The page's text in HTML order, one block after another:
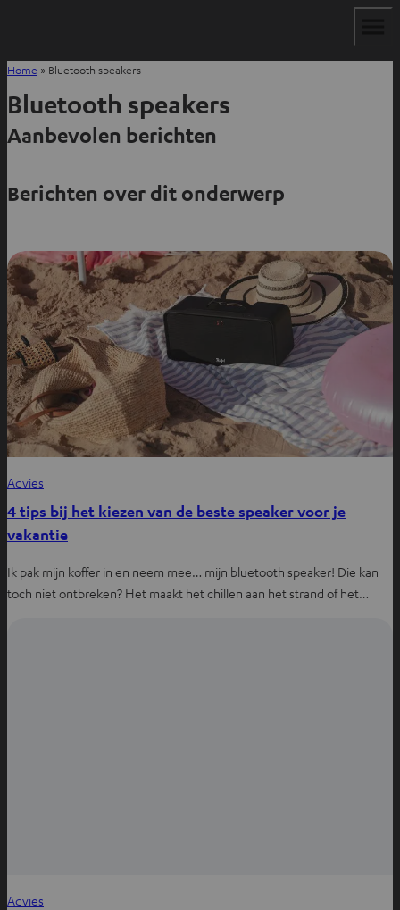
Home » Bluetooth speakers
Bluetooth speakers
Aanbevolen berichten
Berichten over dit onderwerp
Advies
4 tips bij het kiezen van de beste speaker voor je
vakantie
Ik pak mijn koffer in en neem mee… mijn bluetooth speaker! Die kan
toch niet ontbreken? Het maakt het chillen aan het strand of het…
Advies